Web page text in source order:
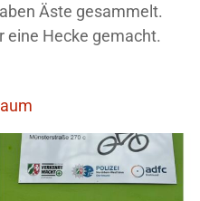
Äste gesammelt.
eine Hecke gemacht.